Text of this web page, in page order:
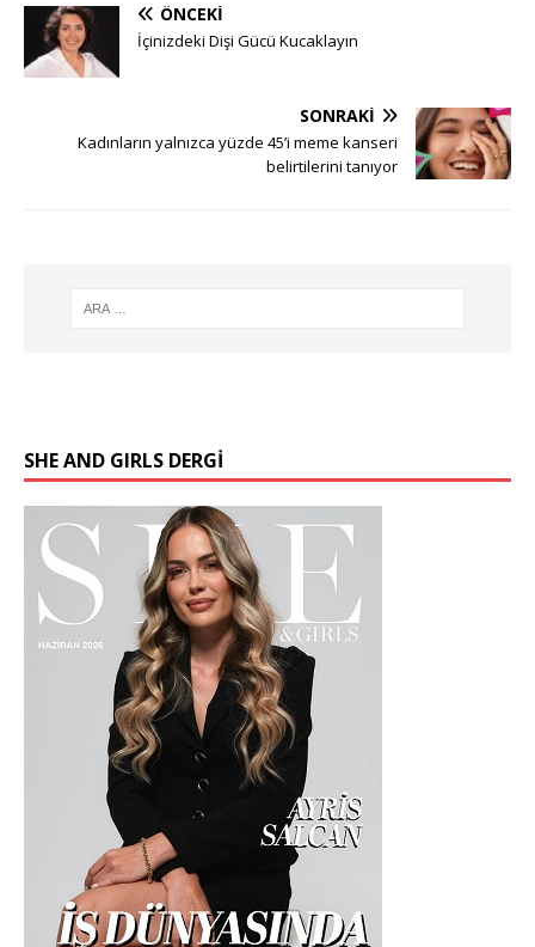
ÖNCEKI
İçinizdeki Dişi Gücü Kucaklayın
SONRAKI
Kadınların yalnızca yüzde 45’i meme kanseri
belirtilerini tanıyor
SHE AND GIRLS DERGİ